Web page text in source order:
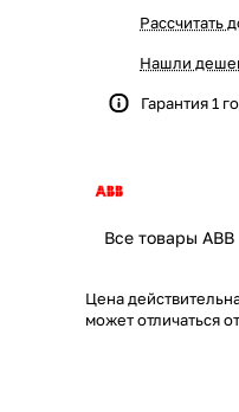
Рассчитать
Нашли
Гарантия 1
Все товары ABB
Цена
может отличаться